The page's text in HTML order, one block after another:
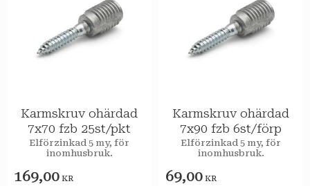
Karmskruv ohärdad
7x70 fzb 25st/pkt
Elförzinkad 5 my, för
inomhusbruk.
169,00 KR
Karmskruv ohärdad
7x90 fzb 6st/förp
Elförzinkad 5 my, för
inomhusbruk.
69,00 KR